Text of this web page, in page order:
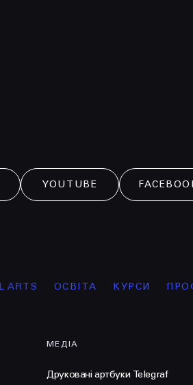
YOUTUBE
ОСВІТА КУРСИ ПРОФЕСІУМИ
МЕДІА
Друковані артбуки Telegraf